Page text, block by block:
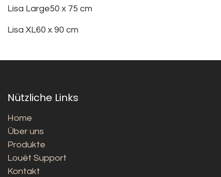
Lisa Large50 x 75 cm
Lisa XL60 x 90 cm
Nützliche Links
Home
Über uns
Produkte
Louët Support
Kontakt